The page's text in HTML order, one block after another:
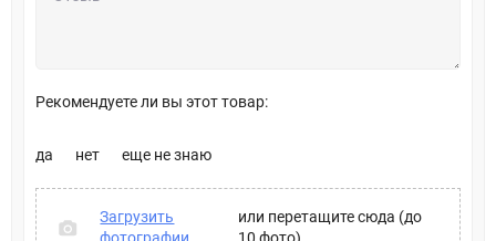
Рекомендуете ли вы этот товар:
да нет еще не знаю
Загрузить
или перетащите сюда (до